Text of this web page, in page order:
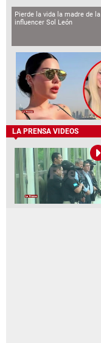
Pierde la vida la madre de la
influencer Sol León
LA PRENSA VIDEOS